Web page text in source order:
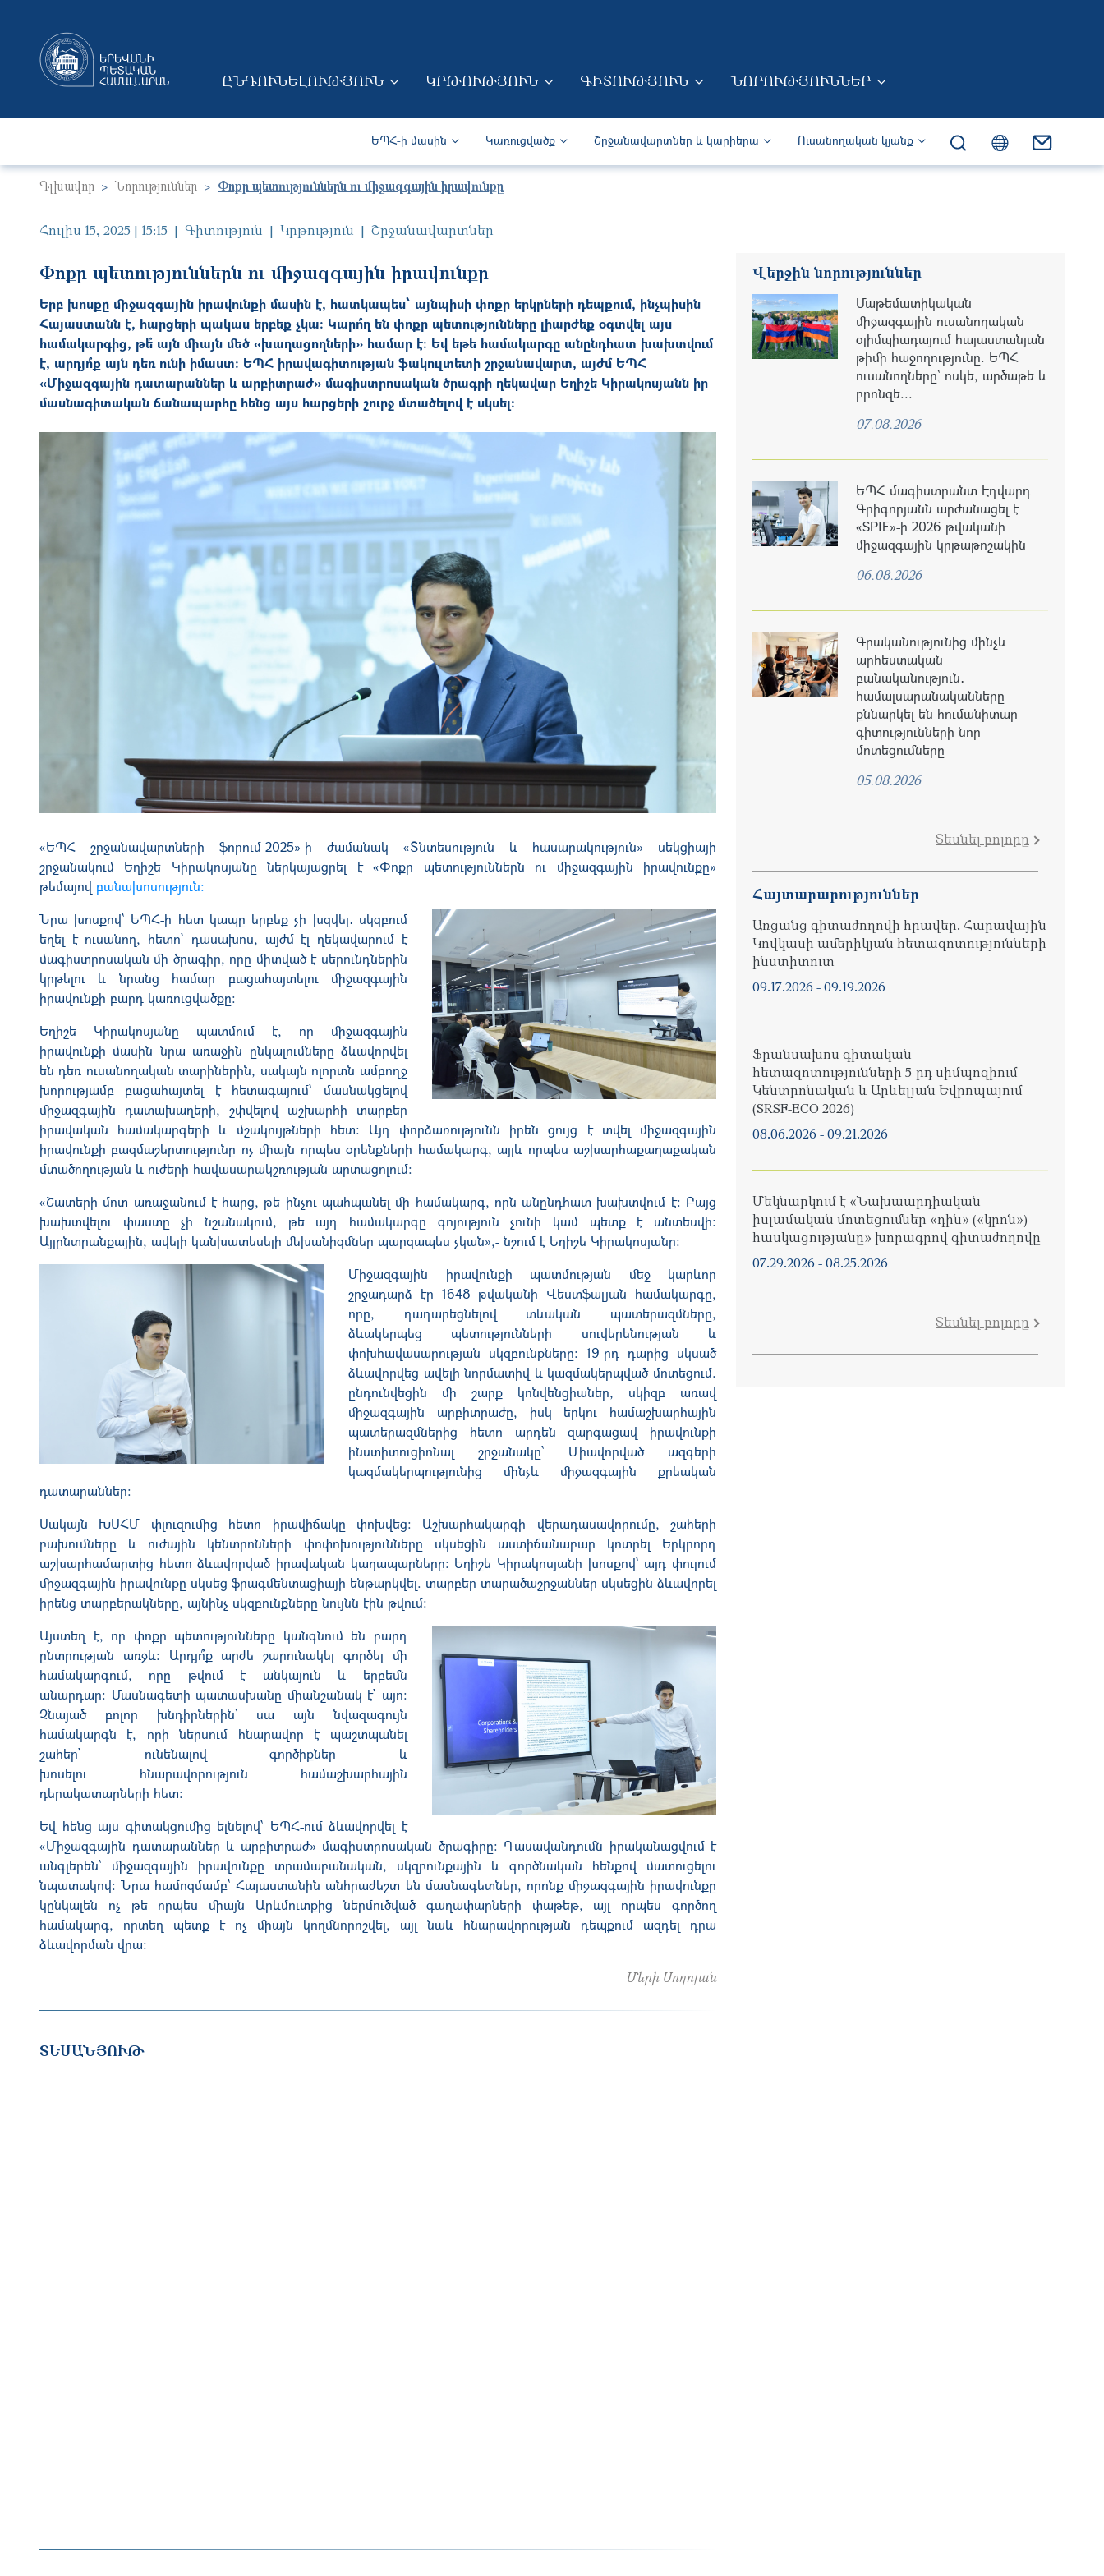
MAIN NAVIGATION (ARM)
ԸՆԴՈՒՆԵԼՈՒԹՅՈՒՆ ԿՐԹՈՒԹՅՈՒՆ ԳԻՏՈՒԹՅՈՒՆ ՆՈՐՈՒԹՅՈՒՆՆԵՐ
Secondary navigation (Arm)
ԵՊՀ-ի մասին Կառուցվածք Շրջանավարտներ և կարիերա Ուսանողական կյանք
Գլխավոր Նորություններ Փոքր պետություններն ու միջազգային իրավունքը
Հուլիս 15, 2025 | 15:15 Գիտություն Կրթություն Շրջանավարտներ
Փոքր պետություններն ու միջազգային իրավունքը
Երբ խոսքը միջազգային իրավունքի մասին է, հատկապես՝ այնպիսի փոքր երկրների դեպքում, ինչպիսին
Հայաստանն է, հարցերի պակաս երբեք չկա։ Կարո՞ղ են փոքր պետությունները լիարժեք օգտվել այս
համակարգից, թե՞ այն միայն մեծ «խաղացողների» համար է։ Եվ եթե համակարգը անընդհատ խախտվում
է, արդյո՞ք այն դեռ ունի իմաստ։ ԵՊՀ իրավագիտության ֆակուլտետի շրջանավարտ, այժմ ԵՊՀ
«Միջազգային դատարաններ և արբիտրաժ» մագիստրոսական ծրագրի ղեկավար Եղիշե Կիրակոսյանն իր
մասնագիտական ճանապարհը հենց այս հարցերի շուրջ մտածելով է սկսել։
«ԵՊՀ շրջանավարտների ֆորում-2025»-ի ժամանակ «Տնտեսություն և հասարակություն» սեկցիայի
շրջանակում Եղիշե Կիրակոսյանըներկայացրել է «Փոքր պետություններն ու միջազգային իրավունքը»
թեմայով բանախոսություն։
Նրա խոսքով՝ ԵՊՀ-ի հետ կապը երբեք չի խզվել․ սկզբում
եղել է ուսանող, հետո՝ դասախոս, այժմ էլ ղեկավարում է
մագիստրոսական մի ծրագիր, որը միտված է սերունդներին
կրթելու և նրանց համար բացահայտելու միջազգային
իրավունքի բարդ կառուցվածքը։
Եղիշե Կիրակոսյանը պատմում է, որ միջազգային
իրավունքի մասին նրա առաջին ընկալումները ձևավորվել
են դեռ ուսանողական տարիներին, սակայն ոլորտն ամբողջ
խորությամբ բացահայտել է հետագայում՝ մասնակցելով
միջազգային դատախաղերի, շփվելով աշխարհի տարբեր
իրավական համակարգերի և մշակույթների հետ։ Այդ փորձառությունն իրեն ցույց է տվել միջազգային
իրավունքի բազմաշերտությունը ոչ միայն որպես օրենքների համակարգ, այլև որպես աշխարհաքաղաքական
մտածողության և ուժերի հավասարակշռության արտացոլում։
«Շատերի մոտ առաջանում է հարց, թե ինչու պահպանել մի համակարգ, որն անընդհատ խախտվում է։ Բայց
խախտվելու փաստը չի նշանակում, թե այդ համակարգը գոյություն չունի կամ պետք է անտեսվի։
Այլընտրանքային, ավելի կանխատեսելի մեխանիզմներ պարզապես չկան»,- նշում է Եղիշե Կիրակոսյանը։
Միջազգային իրավունքի պատմության մեջ կարևոր
շրջադարձ էր 1648 թվականի Վեստֆալյան համակարգը,
որը, դադարեցնելով տևական պատերազմները,
ձևակերպեց պետությունների սուվերենության և
փոխհավասարության սկզբունքները։ 19-րդ դարից սկսած
ձևավորվեց ավելի նորմատիվ և կազմակերպված մոտեցում.
ընդունվեցին մի շարք կոնվենցիաներ, սկիզբ առավ
միջազգային արբիտրաժը, իսկ երկու համաշխարհային
պատերազմներից հետո արդեն զարգացավ իրավունքի
ինստիտուցիոնալ շրջանակը՝ Միավորված ազգերի
կազմակերպությունից մինչև միջազգային քրեական
դատարաններ։
Սակայն ԽՍՀՄ փլուզումից հետո իրավիճակը փոխվեց։ Աշխարհակարգի վերադասավորումը, շահերի
բախումները և ուժային կենտրոնների փոփոխությունները սկսեցին աստիճանաբար կոտրել Երկրորդ
աշխարհամարտից հետո ձևավորված իրավական կաղապարները։ Եղիշե Կիրակոսյանի խոսքով՝ այդ փուլում
միջազգային իրավունքը սկսեց ֆրագմենտացիայի ենթարկվել. տարբեր տարածաշրջաններ սկսեցին ձևավորել
իրենց տարբերակները, այնինչ սկզբունքները նույնն էին թվում։
Այստեղ է, որ փոքր պետությունները կանգնում են բարդ
ընտրության առջև։ Արդյո՞ք արժե շարունակել գործել մի
համակարգում, որը թվում է անկայուն և երբեմն
անարդար։ Մասնագետի պատասխանը միանշանակ է՝ այո։
Չնայած բոլոր խնդիրներին՝ սա այն նվազագույն
համակարգն է, որի ներսում հնարավոր է պաշտպանել
շահեր՝ ունենալով գործիքներ և
խոսելու հնարավորություն համաշխարհային
դերակատարների հետ։
Եվ հենց այս գիտակցումից ելնելով՝ ԵՊՀ-ում ձևավորվել է
«Միջազգային դատարաններ և արբիտրաժ» մագիստրոսական ծրագիրը։ Դասավանդումն իրականացվում է
անգլերեն՝ միջազգային իրավունքը տրամաբանական, սկզբունքային և գործնական հենքով մատուցելու
նպատակով։ Նրա համոզմամբ՝ Հայաստանին անհրաժեշտ են մասնագետներ, որոնք միջազգային իրավունքը
կընկալեն ոչ թե որպես միայն Արևմուտքից ներմուծված գաղափարների փաթեթ, այլ որպես գործող
համակարգ, որտեղ պետք է ոչ միայն կողմնորոշվել, այլ նաև հնարավորության դեպքում ազդել դրա
ձևավորման վրա։
Մերի Սողոյան
ՏԵՍԱՆՅՈՒԹ
Վերջին նորություններ
Մաթեմատիկական
միջազգային ուսանողական
օլիմպիադայում հայաստանյան
թիմի հաջողությունը. ԵՊՀ
ուսանողները՝ ոսկե, արծաթե և
բրոնզե...
07.08.2026
ԵՊՀ մագիստրանտ Էդվարդ
Գրիգորյանն արժանացել է
«SPIE»-ի 2026 թվականի
միջազգային կրթաթոշակին
06.08.2026
Գրականությունից մինչև
արհեստական
բանականություն․
համալսարանականները
քննարկել են հումանիտար
գիտությունների նոր
մոտեցումները
05.08.2026
Տեսնել բոլորը
Հայտարարություններ
Առցանց գիտաժողովի հրավեր. Հարավային
Կովկասի ամերիկյան հետազոտությունների
ինստիտուտ
09.17.2026 -09.19.2026
Ֆրանսախոս գիտական
հետազոտությունների 5-րդ սիմպոզիում
Կենտրոնական և Արևելյան Եվրոպայում
(SRSF-ECO 2026)
08.06.2026 -09.21.2026
Մեկնարկում է «Նախաարդիական
իսլամական մոտեցումներ «դին» («կրոն»)
հասկացությանը» խորագրով գիտաժողովը
07.29.2026 -08.25.2026
Տեսնել բոլորը